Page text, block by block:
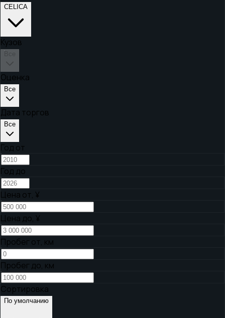
CELICA
Кузов
Все
Оценка
Все
Дата торгов
Все
Год от
Год до
Цена от, ¥
Цена до, ¥
Пробег от, км
Пробег до, км
Сортировка
По умолчанию